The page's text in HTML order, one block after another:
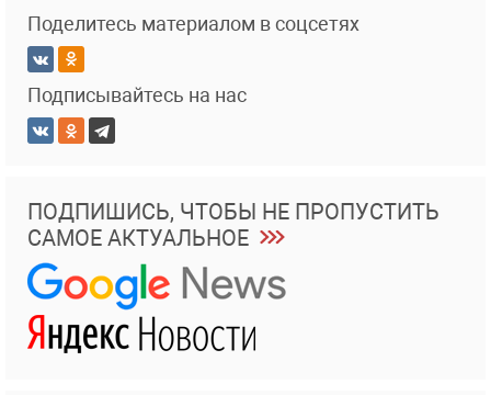
Поделитесь материалом в соцсетях
Подписывайтесь на нас
ПОДПИШИСЬ, ЧТОБЫ НЕ ПРОПУСТИТЬ
САМОЕ АКТУАЛЬНОЕ